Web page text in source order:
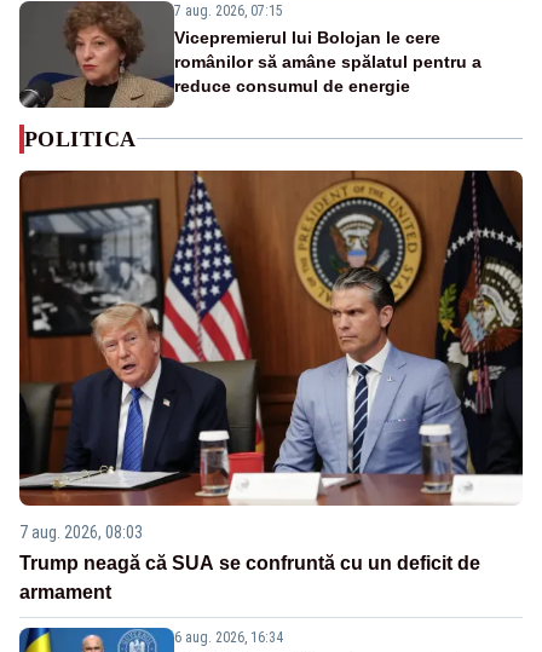
7 aug. 2026, 07:15
Vicepremierul lui Bolojan le cere
românilor să amâne spălatul pentru a
reduce consumul de energie
POLITICA
7 aug. 2026, 08:03
Trump neagă că SUA se confruntă cu un deficit de
armament
6 aug. 2026, 16:34